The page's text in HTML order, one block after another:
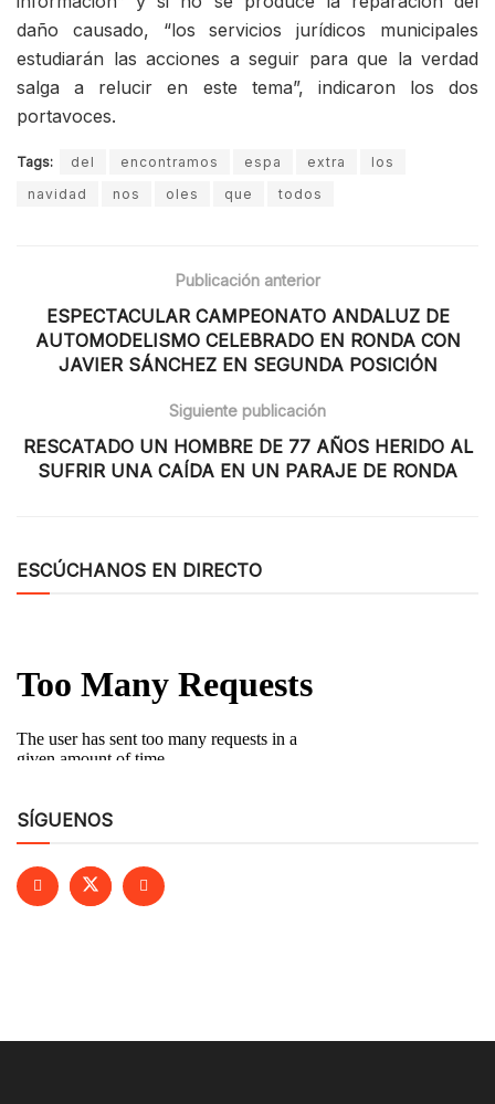
daño causado, “los servicios jurídicos municipales
estudiarán las acciones a seguir para que la verdad
salga a relucir en este tema”, indicaron los dos
portavoces.
Tags: del encontramos espa extra
los
navidad
nos oles que todos
Publicación anterior
ESPECTACULAR CAMPEONATO ANDALUZ DE
AUTOMODELISMO CELEBRADO EN RONDA CON
JAVIER SÁNCHEZ EN SEGUNDA POSICIÓN
Siguiente publicación
RESCATADO UN HOMBRE DE 77 AÑOS HERIDO AL
SUFRIR UNA CAÍDA EN UN PARAJE DE RONDA
ESCÚCHANOS EN DIRECTO
SÍGUENOS